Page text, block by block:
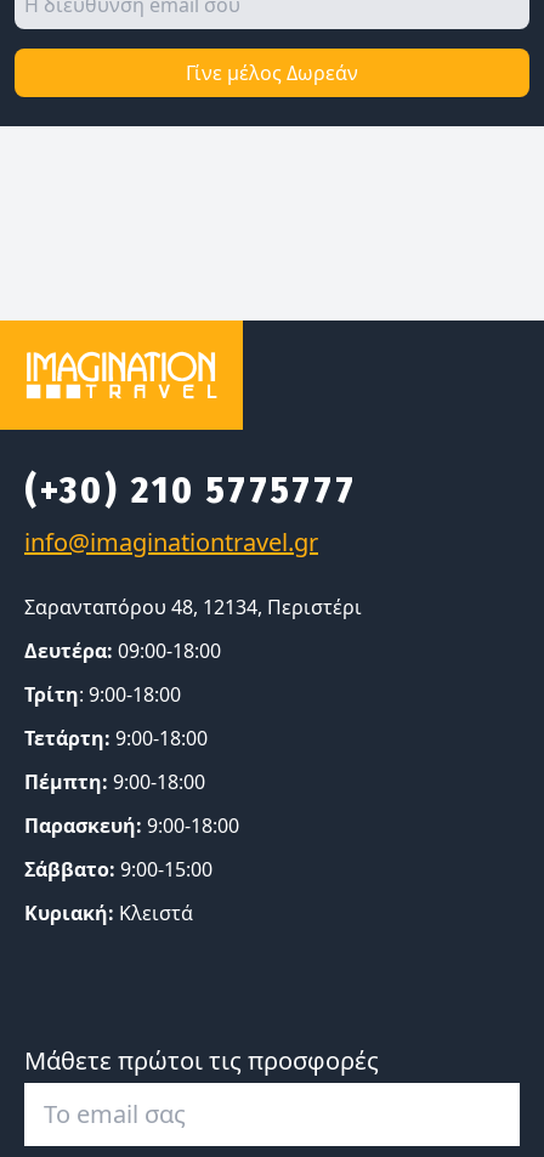
Γίνε μέλος Δωρεάν
(+30) 210 5775777
Σαρανταπόρου 48, 12134, Περιστέρι
Δευτέρα: 09:00-18:00
Τρίτη: 9:00-18:00
Τετάρτη: 9:00-18:00
Πέμπτη: 9:00-18:00
Παρασκευή: 9:00-18:00
Σάββατο: 9:00-15:00
Κυριακή: Κλειστά
Μάθετε πρώτοι τις προσφορές